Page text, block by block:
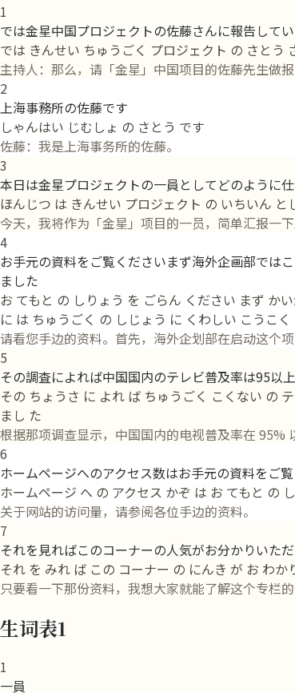
1
では金星中国プロジェクトの佐藤さんに報告して
では きんせい ちゅうごく プロジェクト の さとう
主持人：那么，请「金星」中国项目的佐藤先生做报
2
上海事務所の佐藤です
しゃんはい じむしょ の さとう です
佐藤：我是上海事务所的佐藤。
3
本日は金星プロジェクトの一員としてどのように
ほんじつ は きんせい プロジェクト の いちいん
今天，我将作为「金星」项目的一员，简单汇报一下
4
お手元の資料をご覧くださいまず海外企画部では
ました
お てもと の しりょう を ごらん ください まず か
に は ちゅうごく の しじょう に くわしい こうこ
请看您手边的资料。首先，海外企划部在启动这个
5
その調査によれば中国国内のテレビ普及率は95以
その ちょうさ に よれ ば ちゅうごく こくない の
まし た
根据那项调查显示，中国国内的电视普及率在 95%
6
ホームページへのアクセス数はお手元の資料をご
ホームページ へ の アクセス かぞ は お てもと の
关于网站的访问量，请参阅各位手边的资料。
7
それを見ればこのコーナーの人気がお分かりいた
それ を みれ ば この コーナー の にんき が お わ
只要看一下那份资料，我想大家就能了解这个专栏的
生词表1
1
一員